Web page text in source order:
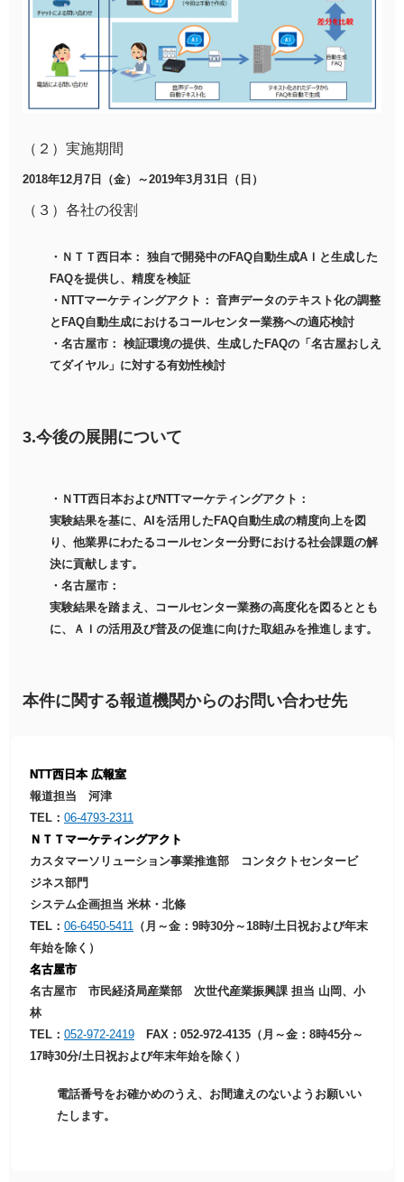
（２）実施期間
2018年12月7日（金）～2019年3月31日（日）
（３）各社の役割
・ＮＴＴ西日本： 独自で開発中のFAQ自動生成AＩと生成した
FAQを提供し、精度を検証
・NTTマーケティングアクト： 音声データのテキスト化の調整
とFAQ自動生成におけるコールセンター業務への適応検討
・名古屋市： 検証環境の提供、生成したFAQの「名古屋おしえ
てダイヤル」に対する有効性検討
3.今後の展開について
・ＮTT西日本およびNTTマーケティングアクト：
実験結果を基に、AIを活用したFAQ自動生成の精度向上を図
り、他業界にわたるコールセンター分野における社会課題の解
決に貢献します。
・名古屋市：
実験結果を踏まえ、コールセンター業務の高度化を図るととも
に、ＡＩの活用及び普及の促進に向けた取組みを推進します。
本件に関する報道機関からのお問い合わせ先
NTT西日本 広報室
報道担当 河津
TEL： 06-4793-2311
ＮＴＴマーケティングアクト
カスタマーソリューション事業推進部 コンタクトセンタービ
ジネス部門
システム企画担当 米林・北條
TEL： 06-6450-5411 （月～金：9時30分～18時/土日祝および年末
年始を除く）
名古屋市
名古屋市 市民経済局産業部 次世代産業振興課 担当 山岡、小
林
TEL： 052-972-2419 FAX：052-972-4135（月～金：8時45分～
17時30分/土日祝および年末年始を除く）
電話番号をお確かめのうえ、お間違えのないようお願いい
たします。